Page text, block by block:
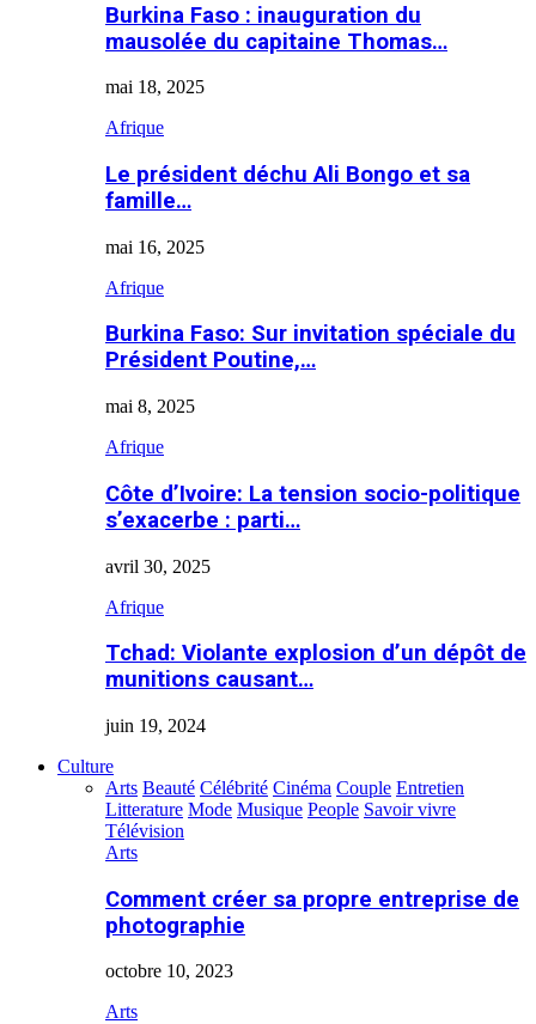
Burkina Faso : inauguration du
mausolée du capitaine Thomas…
mai 18, 2025
Afrique
Le président déchu Ali Bongo et sa
famille…
mai 16, 2025
Afrique
Burkina Faso: Sur invitation spéciale du
Président Poutine,…
mai 8, 2025
Afrique
Côte d’Ivoire: La tension socio-politique
s’exacerbe : parti…
avril 30, 2025
Afrique
Tchad: Violante explosion d’un dépôt de
munitions causant…
juin 19, 2024
Culture
Arts Beauté Célébrité Cinéma Couple Entretien
Litterature Mode Musique People Savoir vivre
Télévision
Arts
Comment créer sa propre entreprise de
photographie
octobre 10, 2023
Arts